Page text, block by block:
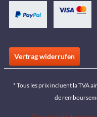
Vertrag widerrufen
* Tous les prix incluent la TVA
de